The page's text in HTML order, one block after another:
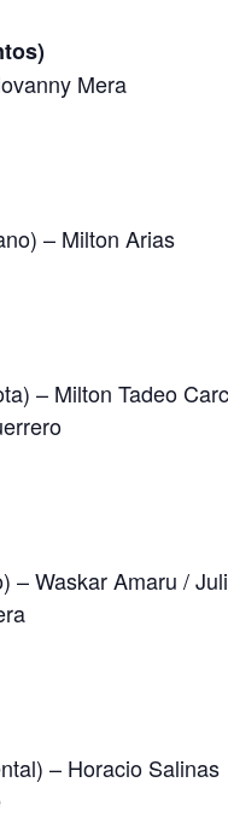
Mera
– Milton Arias
– Milton Tadeo
– Waskar Amaru /
– Horacio Salinas